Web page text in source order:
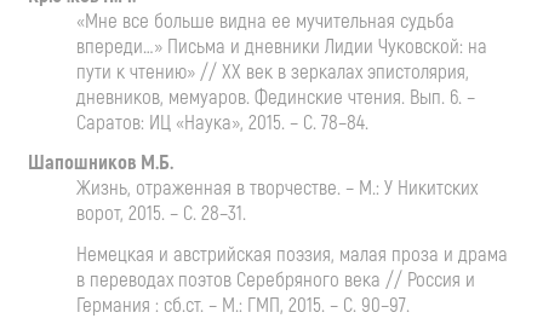
«Мне все больше видна ее мучительная судьба
впереди…» Письма и дневники Лидии Чуковской: на
пути к чтению» // ХХ век в зеркалах эпистолярия,
дневников, мемуаров. Фединские чтения. Вып. 6. –
Саратов: ИЦ «Наука», 2015. – С. 78–84.
Шапошников М.Б.
Жизнь, отраженная в творчестве. – М.: У Никитских
ворот, 2015. – С. 28–31.
Немецкая и австрийская поэзия, малая проза и драма
в переводах поэтов Серебряного века // Россия и
Германия : сб.ст. – М.: ГМП, 2015. – С. 90–97.